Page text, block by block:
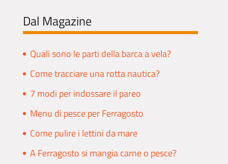
Dal Magazine
Quali sono le parti della barca a vela?
Come tracciare una rotta nautica?
7 modi per indossare il pareo
Menu di pesce per Ferragosto
Come pulire i lettini da mare
A Ferragosto si mangia carne o pesce?